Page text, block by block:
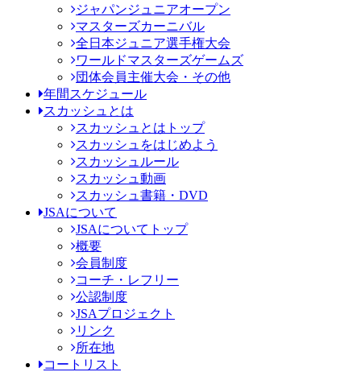
ジャパンジュニアオープン
マスターズカーニバル
全日本ジュニア選手権大会
ワールドマスターズゲームズ
団体会員主催大会・その他
年間スケジュール
スカッシュとは
スカッシュとはトップ
スカッシュをはじめよう
スカッシュルール
スカッシュ動画
スカッシュ書籍・DVD
JSAについて
JSAについてトップ
概要
会員制度
コーチ・レフリー
公認制度
JSAプロジェクト
リンク
所在地
コートリスト